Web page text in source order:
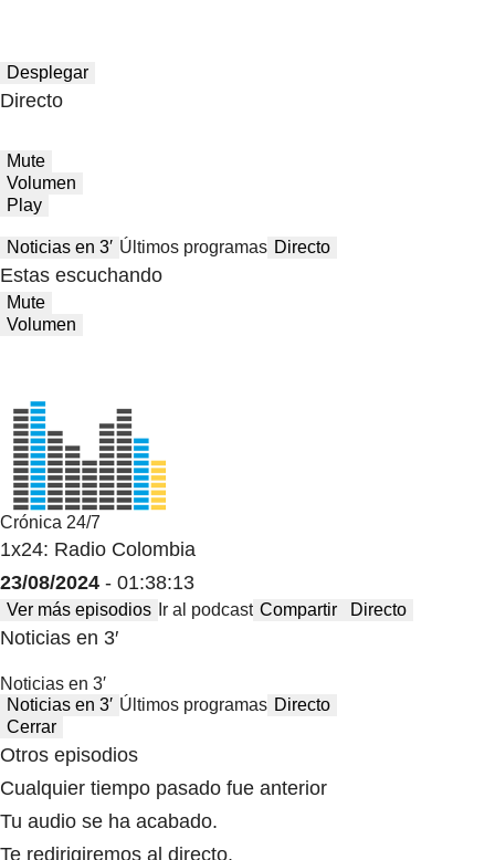
Desplegar
Directo
Mute
Volumen
Play
Noticias en 3′ Últimos programas Directo
Estas escuchando
Mute
Volumen
Crónica 24/7
1x24: Radio Colombia
23/08/2024 - 01:38:13
Ver más episodios Ir al podcast Compartir Directo
Noticias en 3′
Noticias en 3′
Noticias en 3′ Últimos programas Directo
Cerrar
Otros episodios
Cualquier tiempo pasado fue anterior
Tu audio se ha acabado.
Te redirigiremos al directo.